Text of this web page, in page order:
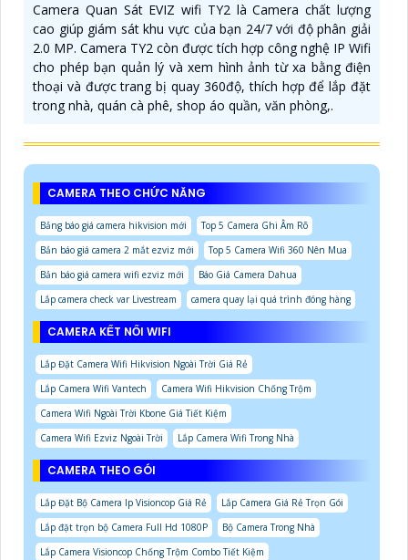
Camera Quan Sát EVIZ wifi TY2 là Camera chất lượng
cao giúp giám sát khu vực của bạn 24/7 với độ phân giải
2.0 MP. Camera TY2 còn được tích hợp công nghệ IP Wifi
cho phép bạn quản lý và xem hình ảnh từ xa bằng điện
thoại và được trang bị quay 360độ, thích hợp để lắp đặt
trong nhà, quán cà phê, shop áo quần, văn phòng,.
CAMERA THEO CHỨC NĂNG
Bảng báo giá camera hikvision mới
Top 5 Camera Ghi Âm Rõ
Bản báo giá camera 2 mắt ezviz mới
Top 5 Camera Wifi 360 Nên Mua
Bản báo giá camera wifi ezviz mới
Báo Giá Camera Dahua
Lắp camera check var Livestream
camera quay lại quá trình đóng hàng
CAMERA KẾT NỐI WIFI
Lắp Đặt Camera Wifi Hikvision Ngoài Trời Giá Rẻ
Lắp Camera Wifi Vantech
Camera Wifi Hikvision Chống Trộm
Camera Wifi Ngoài Trời Kbone Giá Tiết Kiệm
Camera Wifi Ezviz Ngoài Trời
Lắp Camera Wifi Trong Nhà
CAMERA THEO GÓI
Lắp Đặt Bộ Camera Ip Visioncop Giá Rẻ
Lắp Camera Giá Rẻ Trọn Gói
Lắp đặt trọn bộ Camera Full Hd 1080P
Bộ Camera Trong Nhà
Lắp Camera Visioncop Chống Trộm Combo Tiết Kiệm